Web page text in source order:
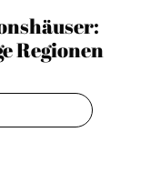
Regionen